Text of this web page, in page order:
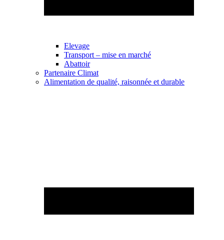
Elevage
Transport – mise en marché
Abattoir
Partenaire Climat
Alimentation de qualité, raisonnée et durable